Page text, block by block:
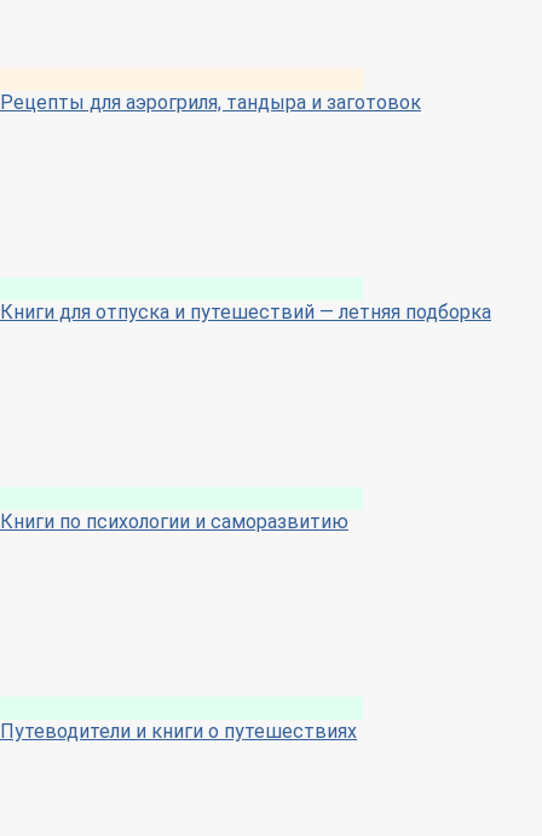
Рецепты для аэрогриля, тандыра и заготовок
Книги для отпуска и путешествий — летняя подборка
Книги по психологии и саморазвитию
Путеводители и книги о путешествиях